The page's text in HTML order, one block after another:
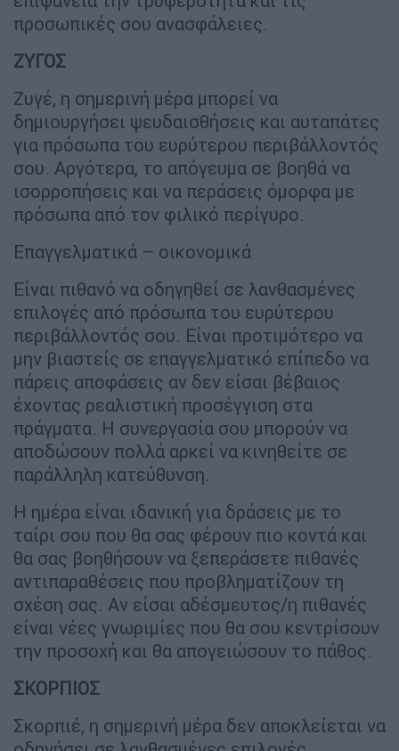
προσωπικές σου ανασφάλειες.
ΖΥΓΟΣ
Ζυγέ, η σημερινή μέρα μπορεί να
δημιουργήσει ψευδαισθήσεις και αυταπάτες
για πρόσωπα του ευρύτερου περιβάλλοντός
σου. Αργότερα, το απόγευμα σε βοηθά να
ισορροπήσεις και να περάσεις όμορφα με
πρόσωπα από τον φιλικό περίγυρο.
Επαγγελματικά – οικονομικά
Είναι πιθανό να οδηγηθεί σε λανθασμένες
επιλογές από πρόσωπα του ευρύτερου
περιβάλλοντός σου. Είναι προτιμότερο να
μην βιαστείς σε επαγγελματικό επίπεδο να
πάρεις αποφάσεις αν δεν είσαι βέβαιος
έχοντας ρεαλιστική προσέγγιση στα
πράγματα. Η συνεργασία σου μπορούν να
αποδώσουν πολλά αρκεί να κινηθείτε σε
παράλληλη κατεύθυνση.
Η ημέρα είναι ιδανική για δράσεις με το
ταίρι σου που θα σας φέρουν πιο κοντά και
θα σας βοηθήσουν να ξεπεράσετε πιθανές
αντιπαραθέσεις που προβληματίζουν τη
σχέση σας. Αν είσαι αδέσμευτος/η πιθανές
είναι νέες γνωριμίες που θα σου κεντρίσουν
την προσοχή και θα απογειώσουν το πάθος.
ΣΚΟΡΠΙΟΣ
Σκορπιέ, η σημερινή μέρα δεν αποκλείεται να